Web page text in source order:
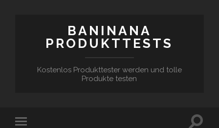
BANINANA
PRODUKTTESTS
Kostenlos Produkttester werden und tolle
Produkte testen